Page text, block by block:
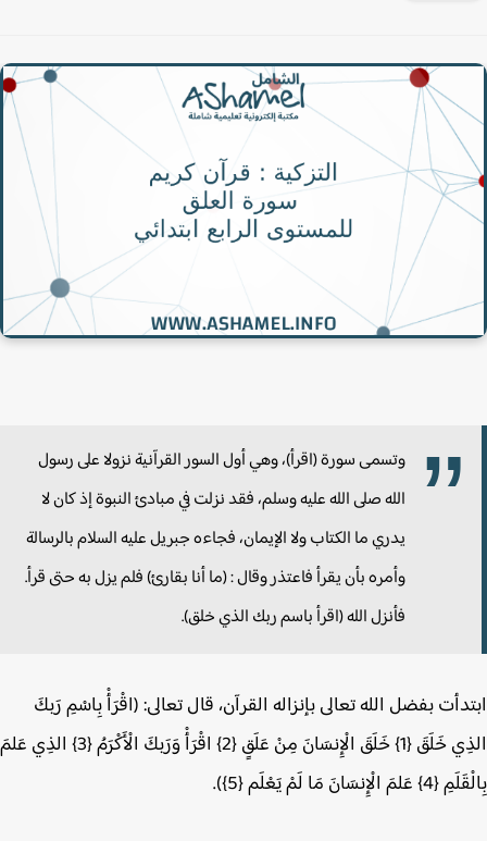
وتسمى سورة (اقرأ)، وهي أول السور القرآنية نزولا على رسول
الله صلى الله عليه وسلم، فقد نزلت في مبادئ النبوة إذ كان لا
يدري ما الكتاب ولا الإيمان، فجاءه جبريل عليه السلام بالرسالة
وأمره بأن يقرأ فاعتذر وقال : (ما أنا بقارئ) فلم يزل به حتى قرأ.
فأنزل الله (اقرأ باسم ربك الذي خلق).
بفضل الله تعالى بإنزاله القرآن، قال تعالى: (اقْرَأْ بِاسْمِ رَبكَ
الذِي خَلَقَ {1} خَلَقَ الْإِنسَانَ مِنْ عَلَقٍ {2} اقْرَأْ وَرَبكَ الْأَكْرَمُ {3} الذِي عَلمَ
مَا لَمْ يَعْلَم {5}).